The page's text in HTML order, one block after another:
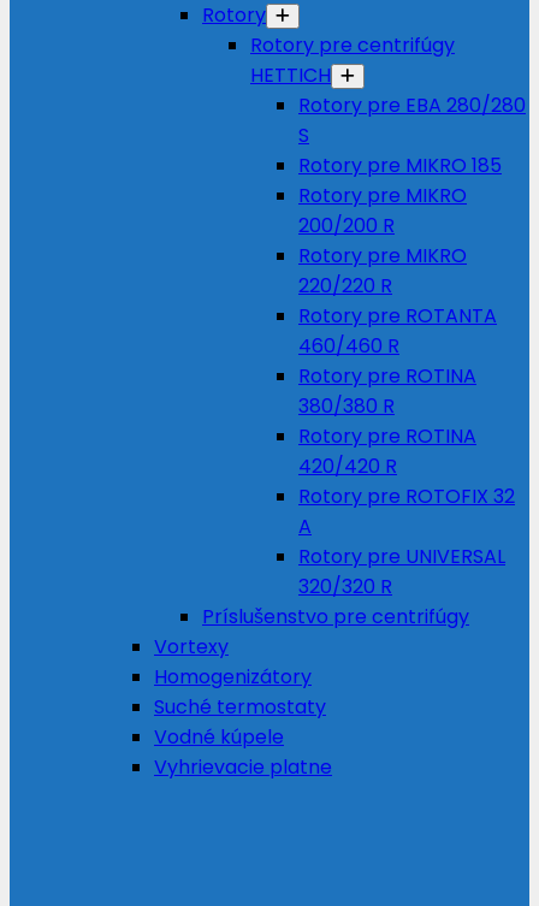
Rotory
Rotory pre centrifúgy
HETTICH
Rotory pre EBA 280/280
S
Rotory pre MIKRO 185
Rotory pre MIKRO
200/200 R
Rotory pre MIKRO
220/220 R
Rotory pre ROTANTA
460/460 R
Rotory pre ROTINA
380/380 R
Rotory pre ROTINA
420/420 R
Rotory pre ROTOFIX 32
A
Rotory pre UNIVERSAL
320/320 R
Príslušenstvo pre centrifúgy
Vortexy
Homogenizátory
Suché termostaty
Vodné kúpele
Vyhrievacie platne